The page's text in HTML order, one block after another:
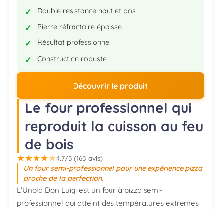
Double resistance haut et bas
Pierre réfractaire épaisse
Résultat professionnel
Construction robuste
Découvrir le produit
Le four professionnel qui
reproduit la cuisson au feu
de bois
★★★★★4.7/5 (165 avis)
Un four semi-professionnel pour une expérience pizza
proche de la perfection.
L'Unold Don Luigi est un four à pizza semi-
professionnel qui atteint des températures extremes